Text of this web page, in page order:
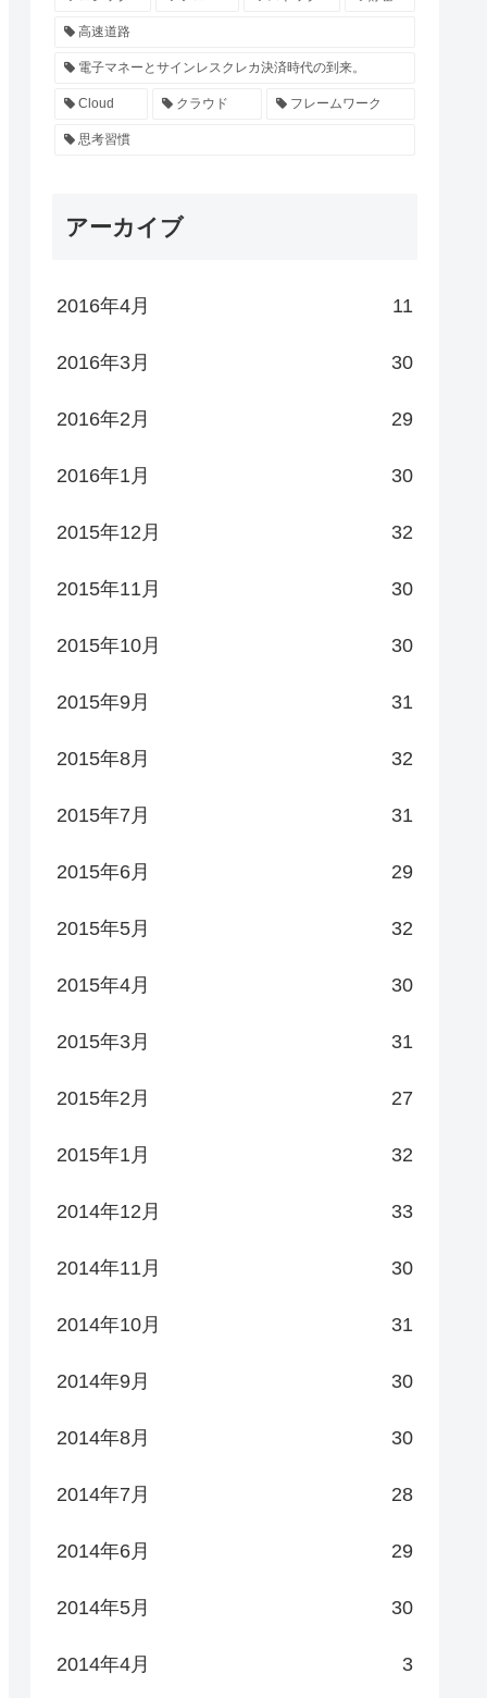
高速道路
電子マネーとサインレスクレカ決済時代の到来。
Cloud クラウド フレームワーク
思考習慣
アーカイブ
2016年4月 11
2016年3月 30
2016年2月 29
2016年1月 30
2015年12月 32
2015年11月 30
2015年10月 30
2015年9月 31
2015年8月 32
2015年7月 31
2015年6月 29
2015年5月 32
2015年4月 30
2015年3月 31
2015年2月 27
2015年1月 32
2014年12月 33
2014年11月 30
2014年10月 31
2014年9月 30
2014年8月 30
2014年7月 28
2014年6月 29
2014年5月 30
2014年4月 3